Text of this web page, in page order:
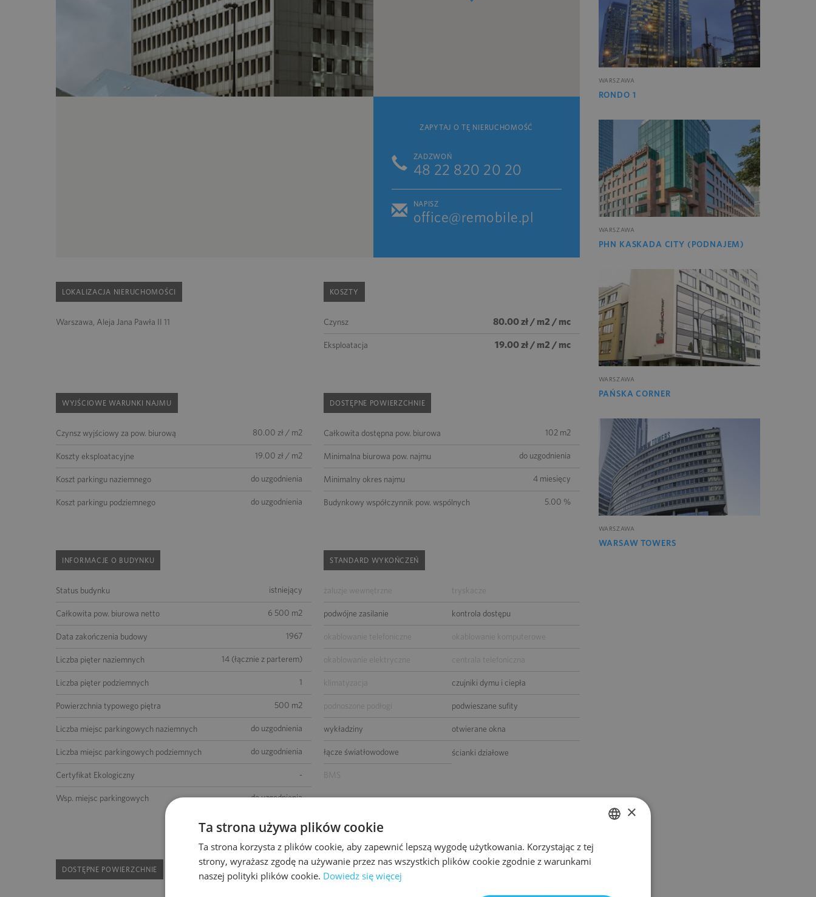
ZAPYTAJ O TĘ NIERUCHOMOŚĆ
ZADZWOŃ
48 22 820 20 20
NAPISZ
office@remobile.pl
LOKALIZACJA NIERUCHOMOŚCI
Warszawa, Aleja Jana Pawła II 11
KOSZTY
Czynsz 80.00 zł / m2 / mc
Eksploatacja 19.00 zł / m2 / mc
WYJŚCIOWE WARUNKI NAJMU
Czynsz wyjściowy za pow. biurową 80.00 zł / m2
Koszty eksploatacyjne 19.00 zł / m2
Koszt parkingu naziemnego do uzgodnienia
Koszt parkingu podziemnego do uzgodnienia
DOSTĘPNE POWIERZCHNIE
Całkowita dostępna pow. biurowa 102 m2
Minimalna biurowa pow. najmu do uzgodnienia
Minimalny okres najmu 4 miesięcy
Budynkowy współczynnik pow. wspólnych 5.00 %
INFORMACJE O BUDYNKU
Status budynku istniejący
Całkowita pow. biurowa netto 6 500 m2
Data zakończenia budowy 1967
Liczba pięter naziemnych 14 (łącznie z parterem)
Liczba pięter podziemnych 1
Powierzchnia typowego piętra 500 m2
Liczba miejsc parkingowych naziemnych do uzgodnienia
Liczba miejsc parkingowych podziemnych do uzgodnienia
Certyfikat Ekologiczny -
Wsp. miejsc parkingowych do uzgodnienia
STANDARD WYKOŃCZEŃ
żaluzje wewnętrzne tryskacze
podwójne zasilanie kontrola dostępu
okablowanie telefoniczne okablowanie komputerowe
okablowanie elektryczne centrala telefoniczna
klimatyzacja czujniki dymu i ciepła
podnoszone podłogi podwieszane sufity
wykładziny otwierane okna
łącze światłowodowe ścianki działowe
BMS
DOSTĘPNE POWIERZCHNIE
WARSZAWA
RONDO 1
WARSZAWA
PHN KASKADA CITY (PODNAJEM)
WARSZAWA
PAŃSKA CORNER
WARSZAWA
WARSAW TOWERS
×
Ta strona używa plików cookie
Ta strona korzysta z plików cookie, aby zapewnić lepszą wygodę użytkowania. Korzystając z tej
strony, wyrażasz zgodę na używanie przez nas wszystkich plików cookie zgodnie z warunkami
naszej polityki plików cookie. Dowiedz się więcej